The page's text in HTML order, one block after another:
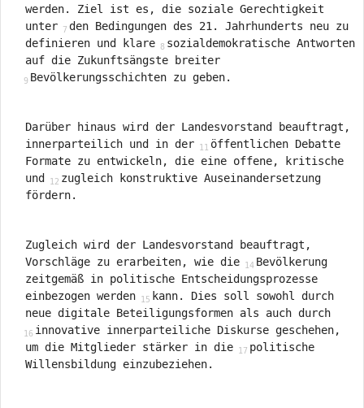
werden. Ziel ist es, die soziale Gerechtigkeit
unter den Bedingungen des 21. Jahrhunderts neu zu
definieren und klare sozialdemokratische Antworten
auf die Zukunftsängste breiter
Bevölkerungsschichten zu geben.
Darüber hinaus wird der Landesvorstand beauftragt,
innerparteilich und in der
öffentlichen Debatte
Formate zu entwickeln, die eine offene, kritische
und
zugleich konstruktive Auseinandersetzung
fördern.
Zugleich wird der Landesvorstand beauftragt,
Vorschläge zu erarbeiten, wie die
Bevölkerung
zeitgemäß in politische Entscheidungsprozesse
einbezogen werden
kann. Dies soll sowohl durch
neue digitale Beteiligungsformen als auch durch
innovative innerparteiliche Diskurse geschehen,
um die Mitglieder stärker in die
politische
Willensbildung einzubeziehen.